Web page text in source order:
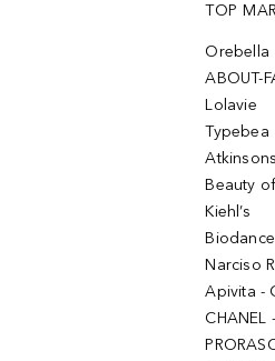
TOP
Orebella
ABOUT-
Lolavie
Typebea
Beauty
Kiehl’s
Biodance
Narciso
Apivita -
CHANEL